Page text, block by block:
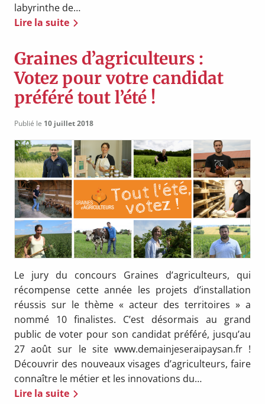
labyrinthe de…
Lire la suite
Graines d’agriculteurs :
Votez pour votre candidat
préféré tout l’été !
Publié le 10 juillet 2018
Le jury du concours Graines d’agriculteurs, qui
récompense cette année les projets d’installation
réussis sur le thème « acteur des territoires » a
nommé 10 finalistes. C’est désormais au grand
public de voter pour son candidat préféré, jusqu’au
27 août sur le site www.demainjeseraipaysan.fr !
Découvrir des nouveaux visages d’agriculteurs, faire
connaître le métier et les innovations du…
Lire la suite